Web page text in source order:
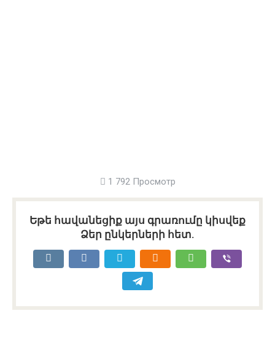
1 792 Просмотр
Եթե հավանեցիք այս գրառումը կիսվեք
Ձեր ընկերների հետ.